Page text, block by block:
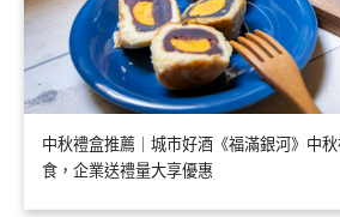
中秋禮盒推薦｜城市好酒《福滿銀河》中
食，企業送禮量大享優惠